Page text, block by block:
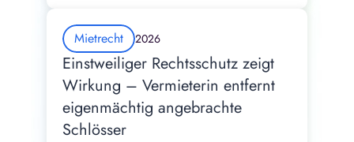
Mietrecht 2026
Einstweiliger Rechtsschutz zeigt
Wirkung – Vermieterin entfernt
eigenmächtig angebrachte
Schlösser